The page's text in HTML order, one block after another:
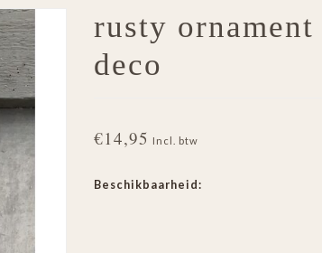
rusty
deco
€14,95 Incl. btw
Beschikbaarheid: